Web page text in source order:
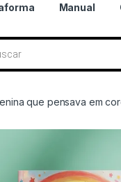
Manual
que pensava em